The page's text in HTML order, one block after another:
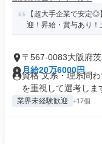
【超大手企業で安定
迎！昇給・賞与あり！
〒567-0083大阪府
月給20万6000円
資格 文系・理系問
を重視して選考しま
業界未経験歓迎 +17個